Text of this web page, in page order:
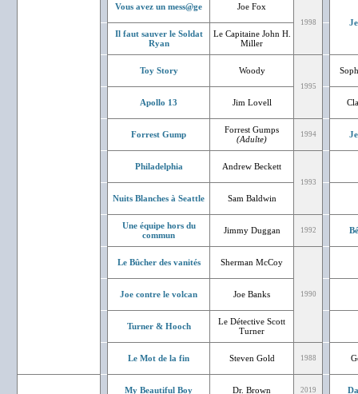
Vous avez un mess@ge Joe Fox
1998
Il faut sauver le Soldat
Ryan
Le Capitaine John H.
Miller
Toy Story Woody
1995
Apollo 13 Jim Lovell
Forrest Gump
Forrest Gumps
(Adulte)
1994
Philadelphia Andrew Beckett
1993
Nuits Blanches à Seattle Sam Baldwin
Une équipe hors du
commun
Jimmy Duggan 1992
Le Bûcher des vanités Sherman McCoy
1990
Joe contre le volcan Joe Banks
Turner & Hooch
Le Détective Scott
Turner
Le Mot de la fin Steven Gold 1988
My Beautiful Boy Dr. Brown 2019